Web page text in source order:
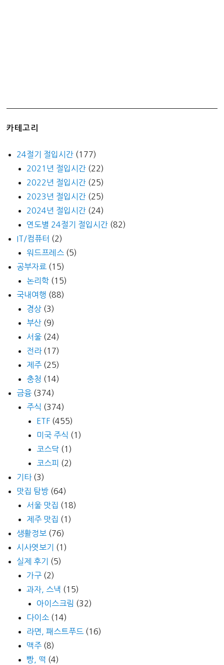
카테고리
24절기 절입시간 (177)
2021년 절입시간 (22)
2022년 절입시간 (25)
2023년 절입시간 (25)
2024년 절입시간 (24)
연도별 24절기 절입시간 (82)
IT/컴퓨터 (2)
워드프레스 (5)
공부자료 (15)
논리학 (15)
국내여행 (88)
경상 (3)
부산 (9)
서울 (24)
전라(17)
제주 (25)
충청 (14)
금융 (374)
주식 (374)
ETF (455)
미국 주식 (1)
코스닥 (1)
코스피 (2)
기타(3)
맛집 탐방 (64)
서울 맛집 (18)
제주 맛집 (1)
생활정보 (76)
시사엿보기
(1)
실제 후기
(5)
가구 (2)
과자, 스낵 (15)
아이스크림 (32)
다이소 (14)
라면, 패스트푸드 (16)
맥주 (8)
빵, 떡 (4)